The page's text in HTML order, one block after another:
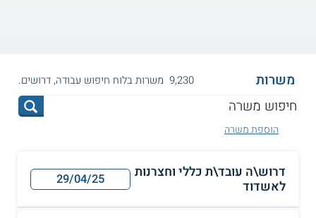
משרות 9,230 משרות בלוח חיפוש עבודה, דרושים.
הוספת משרה
דרוש\ה עובד\ת כללי וחצרנות
לאשדוד
29/04/25